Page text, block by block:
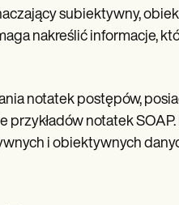
subiektywny,
nakreślić informacje,
notatek postępów,
notatek
i obiektywnych